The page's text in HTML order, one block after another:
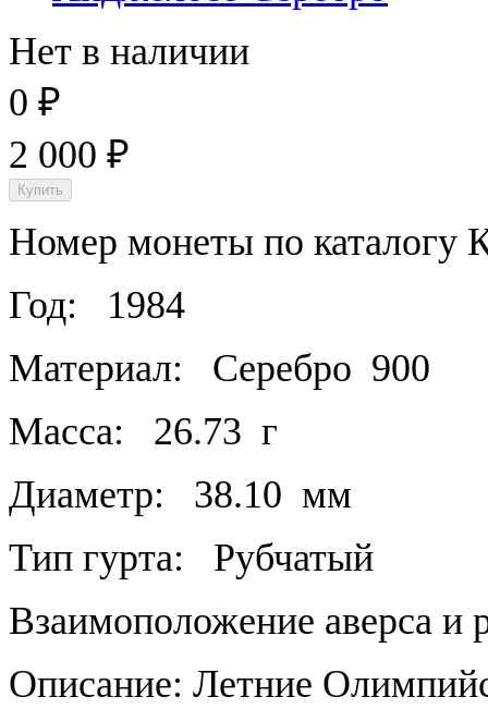
Нет в наличии
0 ₽
2 000 ₽
Номер монеты по каталогу
Год:
1984
Материал:
Серебро 900
Масса:
26.73 г
Диаметр:
38.10 мм
Тип гурта:
Рубчатый
Взаимоположение аверса и
Описание: Летние